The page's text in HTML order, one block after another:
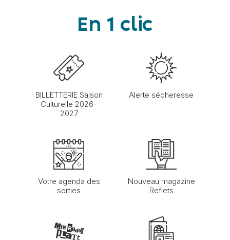
En 1 clic
BILLETTERIE Saison
Culturelle 2026-
2027
Alerte sécheresse
Votre agenda des
sorties
Nouveau magazine
Reflets